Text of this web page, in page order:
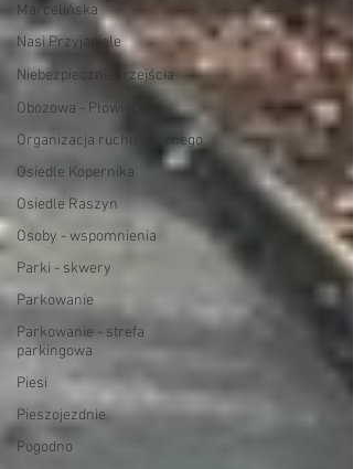
Marcelińska
Nasi Przyjaciele
Niebezpieczne przejścia
Obozowa - Płowiecka
Organizacja ruchu ulicznego
Osiedle Kopernika
Osiedle Raszyn
Osoby - wspomnienia
Parki - skwery
Parkowanie
Parkowanie - strefa
parkingowa
Piesi
Pieszojezdnie
Pogodno